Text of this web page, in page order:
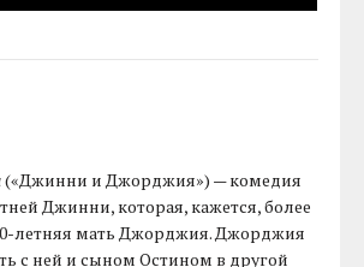
(«Джинни и Джорджия») — комедия
Джинни, которая, кажется, более
летняя мать Джорджия. Джорджия
с ней и сыном Остином в другой